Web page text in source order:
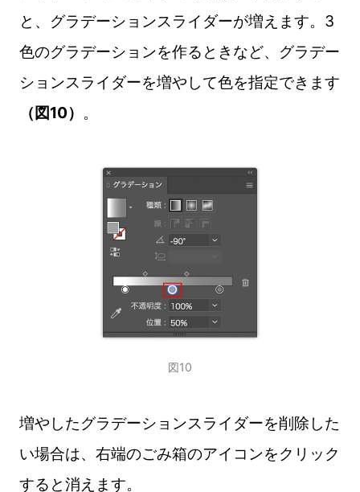
と、グラデーションスライダーが増えます。3
色のグラデーションを作るときなど、グラデー
ションスライダーを増やして色を指定できます
（図10） 。
図10
増やしたグラデーションスライダーを削除した
い場合は、右端のごみ箱のアイコンをクリック
すると消えます。